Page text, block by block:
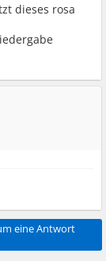
dieses rosa
eine Antwort